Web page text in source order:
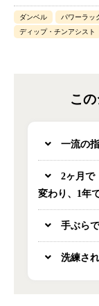
ダンベル パワーラッ
ディップ・チンアシスト
こ
一流の
2ヶ月で
変わり、1年
手ぶら
洗練さ